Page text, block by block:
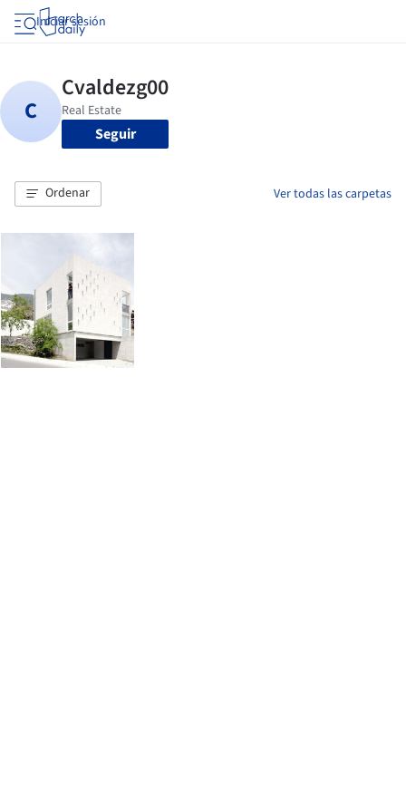
Iniciar sesión
Seguir
Ordenar Ver todas las carpetas